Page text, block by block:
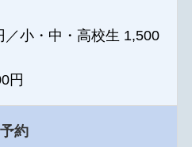
／小・中・高校生 1,500
円
予約